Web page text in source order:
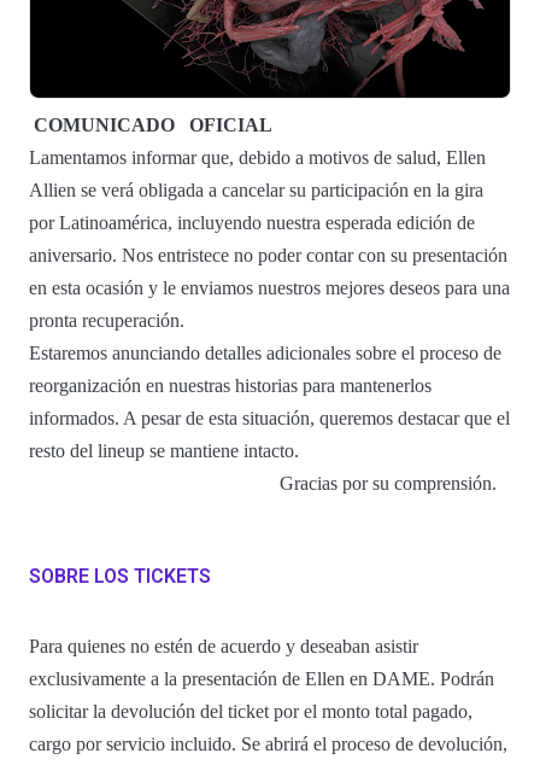
COMUNICADO
OFICIAL
Lamentamos informar que, debido a motivos de salud, Ellen
Allien se verá obligada a cancelar su participación en la gira
por Latinoamérica, incluyendo nuestra esperada edición de
aniversario. Nos entristece no poder contar con su presentación
en esta ocasión y le enviamos nuestros mejores deseos para una
pronta recuperación.
Estaremos anunciando detalles adicionales sobre el proceso de
reorganización en nuestras historias para mantenerlos
informados. A pesar de esta situación, queremos destacar que el
resto del lineup se mantiene intacto.
Gracias por su comprensión.
SOBRE LOS TICKETS
Para quienes no estén de acuerdo y deseaban asistir
exclusivamente a la presentación de Ellen en DAME. Podrán
solicitar la devolución del ticket por el monto total pagado,
cargo por servicio incluido. Se abrirá el proceso de devolución,